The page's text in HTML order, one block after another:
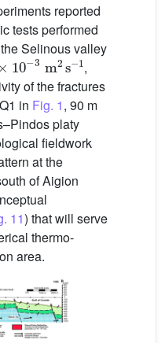
reported
tests performed
Selinous valley
10-3m2s-1
,
of the fractures
in Fig. 1, 90 m
platy
fieldwork
at the
of Aigion
11) that will serve
thermo-
area.